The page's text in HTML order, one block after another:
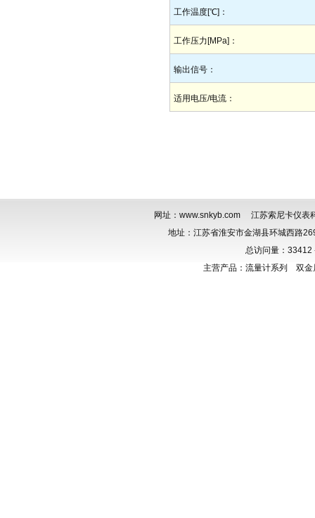
工作温度[℃]：
工作压力[MPa]：
输出信号：
适用电压/电流：
网址： www.snkyb.com 江苏索尼卡仪表
地址：江苏省淮安市金湖县环城西路
总访问量： 33412
主营产品： 流量计系列 双金